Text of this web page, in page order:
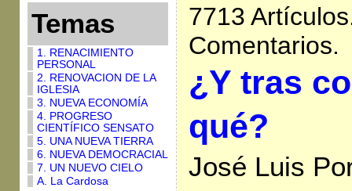
Temas
1. RENACIMIENTO
PERSONAL
2. RENOVACION DE LA
IGLESIA
3. NUEVA ECONOMÍA
4. PROGRESO
CIENTÍFICO SENSATO
5. UNA NUEVA TIERRA
6. NUEVA DEMOCRACIAL
7. UN NUEVO CIELO
A. La Cardosa
7713
Comentarios.
¿Y tras
qué?
José Luis